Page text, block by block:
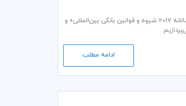
اتاق بازرگانی بین‌المللی (ICC)، عنوان دو نشریه جدید را به فهرست انتشارات خود اضافه کرده است. «بررسی سالانه 2017 شیوه و قوانین بانکی بین‌المللی» و
ادامه مطلب